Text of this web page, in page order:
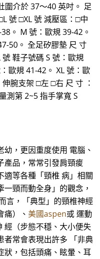
圍介於 37～40 英吋。 足
號 □XL 號 減壓區：□中
。 M 號：歐規 39-42。
50。 全足矽膠墊 尺 寸
號 鞋子號碼 S 號：歐規
歐規 41-42。 XL 號：歐
腕支架 □左 □右 尺 寸 ：
測第 2~5 指手掌寬 S
，更因重度使用 電腦、
產品，常常引發肩頸痠
適等各種「頸椎 病」相關
頸而動全身」的觀念，
言，「典型」的頸椎神經
痛）、 美國aspen或 運動
經（步態不穩、大小便失
者常會表現出許多 「非典
狀，包括頭痛、眩暈、耳